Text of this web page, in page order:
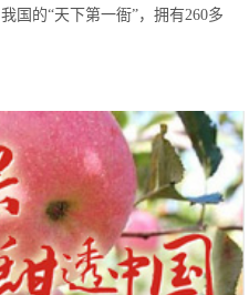
我国的“天下第一衙”，拥有260多